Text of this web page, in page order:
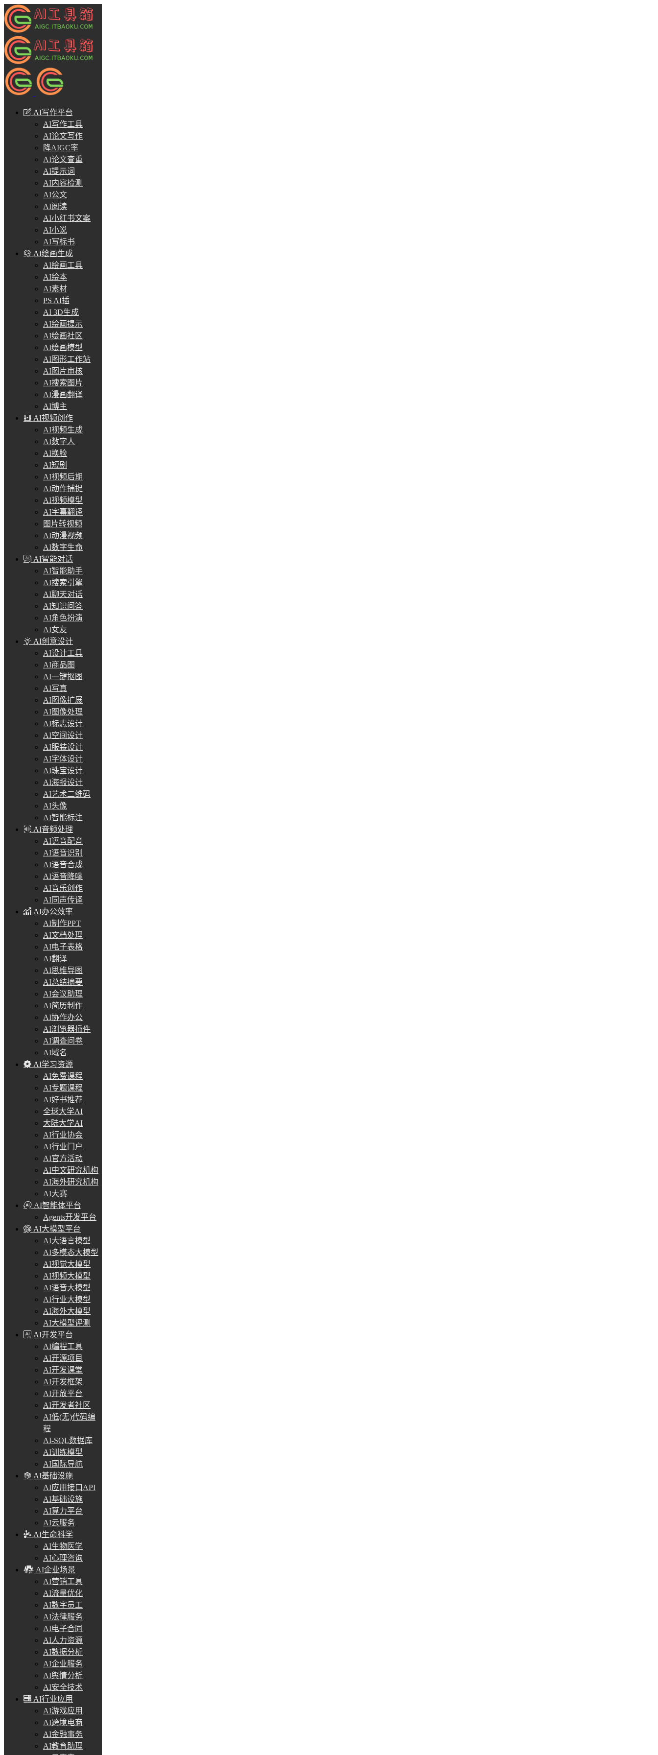
AI写作平台
AI写作工具
AI论文写作
降AIGC率
AI论文查重
AI提示词
AI内容检测
AI公文
AI阅读
AI小红书文案
AI小说
AI写标书
AI绘画生成
AI绘画工具
AI绘本
AI素材
PS AI插
AI 3D生成
AI绘画提示
AI绘画社区
AI绘画模型
AI图形工作站
AI图片审核
AI搜索图片
AI漫画翻译
AI博主
AI视频创作
AI视频生成
AI数字人
AI换脸
AI短剧
AI视频后期
AI动作捕捉
AI视频模型
AI字幕翻译
图片转视频
AI动漫视频
AI数字生命
AI智能对话
AI智能助手
AI搜索引擎
AI聊天对话
AI知识问答
AI角色扮演
AI女友
AI创意设计
AI设计工具
AI商品图
AI一键抠图
AI写真
AI图像扩展
AI图像处理
AI标志设计
AI空间设计
AI服装设计
AI字体设计
AI珠宝设计
AI海报设计
AI艺术二维码
AI头像
AI智能标注
AI音频处理
AI语音配音
AI语音识别
AI语音合成
AI语音降噪
AI音乐创作
AI同声传译
AI办公效率
AI制作PPT
AI文档处理
AI电子表格
AI翻译
AI思维导图
AI总结摘要
AI会议助理
AI简历制作
AI协作办公
AI浏览器插件
AI调查问卷
AI域名
AI学习资源
AI免费课程
AI专题课程
AI好书推荐
全球大学AI
大陆大学AI
AI行业协会
AI行业门户
AI官方活动
AI中文研究机构
AI海外研究机构
AI大赛
AI智能体平台
Agents开发平台
AI大模型平台
AI大语言模型
AI多模态大模型
AI视觉大模型
AI视频大模型
AI语音大模型
AI行业大模型
AI海外大模型
AI大模型评测
AI开发平台
AI编程工具
AI开源项目
AI开发课堂
AI开发框架
AI开放平台
AI开发者社区
AI低(无)代码编
程
AI-SQL数据库
AI训练模型
AI国际导航
AI基础设施
AI应用接口API
AI基础设施
AI算力平台
AI云服务
AI生命科学
AI生物医学
AI心理咨询
AI企业场景
AI营销工具
AI流量优化
AI数字员工
AI法律服务
AI电子合同
AI人力资源
AI数据分析
AI企业服务
AI舆情分析
AI安全技术
AI行业应用
AI游戏应用
AI跨境电商
AI金融事务
AI教育助理